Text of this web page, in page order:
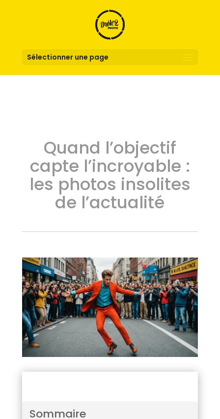
Sélectionner une page
Quand l’objectif
capte l’incroyable :
les photos insolites
de l’actualité
Sommaire